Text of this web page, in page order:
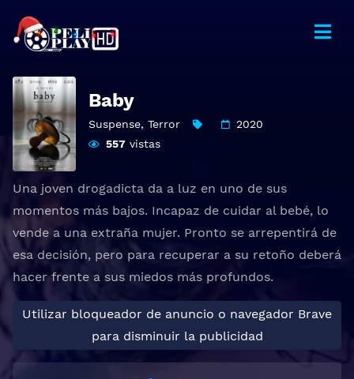
Baby
Suspense, Terror
2020
557 vistas
Una joven drogadicta da a luz en uno de sus
momentos más bajos. Incapaz de cuidar al bebé, lo
vende a una extraña mujer. Pronto se arrepentirá de
esa decisión, pero para recuperar a su retoño deberá
hacer frente a sus miedos más profundos.
Utilizar bloqueador de anuncio o navegador Brave
para disminuir la publicidad